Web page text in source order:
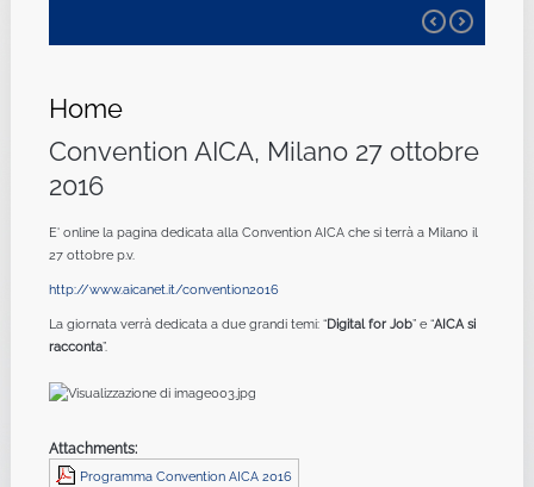
Home
Convention AICA, Milano 27 ottobre
2016
E' online la pagina dedicata alla Convention AICA che si terrà a Milano il
27 ottobre p.v.
http://www.aicanet.it/convention2016
La giornata verrà dedicata a due grandi temi: “Digital for Job” e “AICA si
racconta”.
Attachments:
Programma Convention AICA 2016